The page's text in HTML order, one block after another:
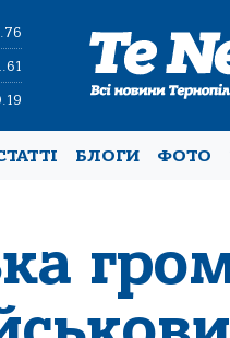
БЛОГИ ФОТО